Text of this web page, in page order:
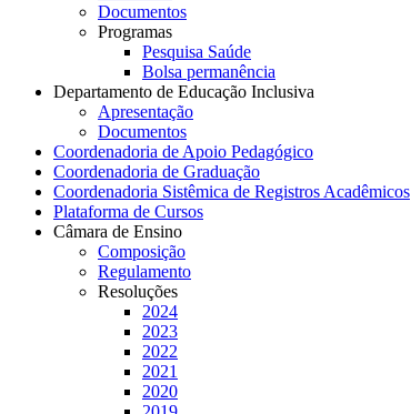
Documentos
Programas
Pesquisa Saúde
Bolsa permanência
Departamento de Educação Inclusiva
Apresentação
Documentos
Coordenadoria de Apoio Pedagógico
Coordenadoria de Graduação
Coordenadoria Sistêmica de Registros Acadêmicos
Plataforma de Cursos
Câmara de Ensino
Composição
Regulamento
Resoluções
2024
2023
2022
2021
2020